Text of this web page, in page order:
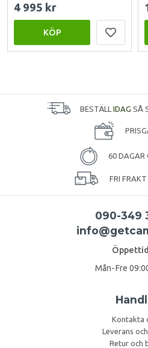
4 995 kr
KÖP
BESTÄLL IDAG SÅ
60 DAGAR
FRI
090-349
Mån-Fre
Kontakta
Leverans
Retur och